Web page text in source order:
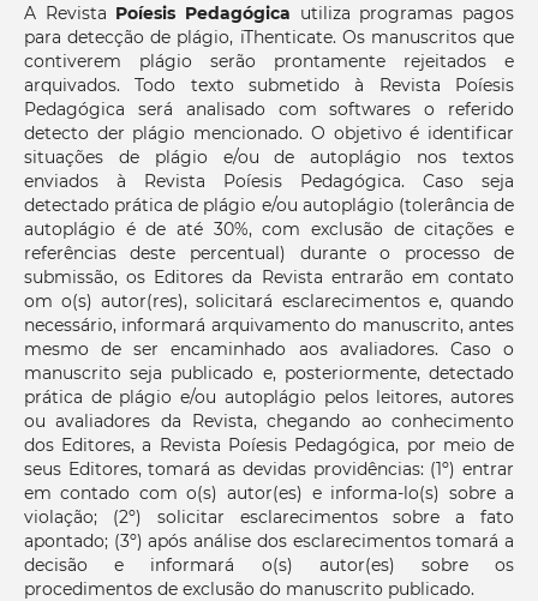
A Revista Poíesis Pedagógica utiliza programas pagos
para detecção de plágio, iThenticate. Os manuscritos que
contiverem plágio serão prontamente rejeitados e
arquivados. Todo texto submetido à Revista Poíesis
Pedagógica será analisado com softwares o referido
detecto der plágio mencionado. O objetivo é identificar
situações de plágio e/ou de autoplágio nos textos
enviados à Revista Poíesis Pedagógica. Caso seja
detectado prática de plágio e/ou autoplágio (tolerância de
autoplágio é de até 30%, com exclusão de citações e
referências deste percentual) durante o processo de
submissão, os Editores da Revista entrarão em contato
om o(s) autor(res), solicitará esclarecimentos e, quando
necessário, informará arquivamento do manuscrito, antes
mesmo de ser encaminhado aos avaliadores. Caso o
manuscrito seja publicado e, posteriormente, detectado
prática de plágio e/ou autoplágio pelos leitores, autores
ou avaliadores da Revista, chegando ao conhecimento
dos Editores, a Revista Poíesis Pedagógica, por meio de
seus Editores, tomará as devidas providências: (1º) entrar
em contado com o(s) autor(es) e informa-lo(s) sobre a
violação; (2º) solicitar esclarecimentos sobre a fato
apontado; (3º) após análise dos esclarecimentos tomará a
decisão e informará o(s) autor(es) sobre os
procedimentos de exclusão do manuscrito publicado.